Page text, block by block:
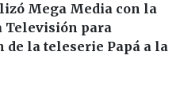
Mega Media con la
Televisión para
de la teleserie Papá a la